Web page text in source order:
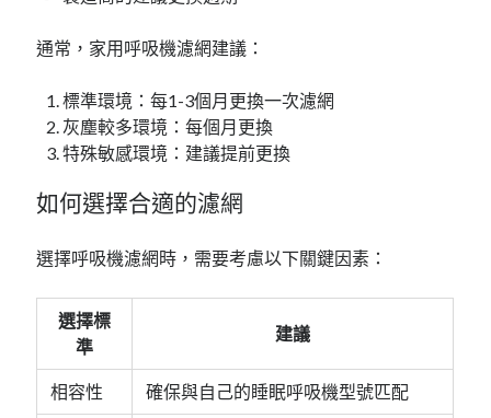
通常，家用呼吸機濾網建議：
標準環境：每1-3個月更換一次濾網
灰塵較多環境：每個月更換
特殊敏感環境：建議提前更換
如何選擇合適的濾網
選擇呼吸機濾網時，需要考慮以下關鍵因素：
選擇標
準
建議
相容性 確保與自己的睡眠呼吸機型號匹配